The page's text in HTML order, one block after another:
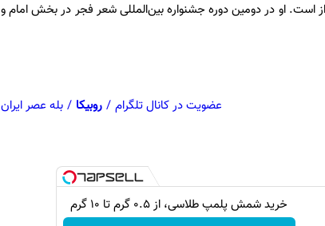
نویسنده، و طنزپرداز است. او در دومین دوره جشنواره بین‌المللی شعر فجر در بخش امام و
عضویت در کانال تلگرام / روبیکا / بله عصر ایران
خرید شمش پلمپ طلاسی، از ۰.۵ گرم تا ۱۰ گرم